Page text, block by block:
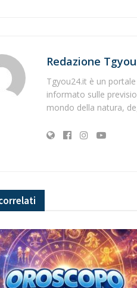
Redazione
Tgyou24.it è un
informato sulle
mondo della natura,